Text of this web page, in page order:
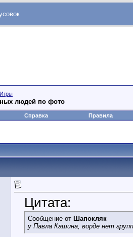
Игры
людей по фото
Справка Правила
Цитата:
Сообщение от Шапокляк
у Павла Кашина, ворде нет